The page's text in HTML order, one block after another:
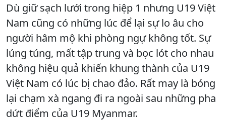
Dù giữ sạch lưới trong hiệp 1 nhưng U19 Việt
Nam cũng có những lúc để lại sự lo âu cho
người hâm mộ khi phòng ngự không tốt. Sự
lúng túng, mất tập trung và bọc lót cho nhau
không hiệu quả khiến khung thành của U19
Việt Nam có lúc bị chao đảo. Rất may là bóng
lại chạm xà ngang đi ra ngoài sau những pha
dứt điểm của U19 Myanmar.